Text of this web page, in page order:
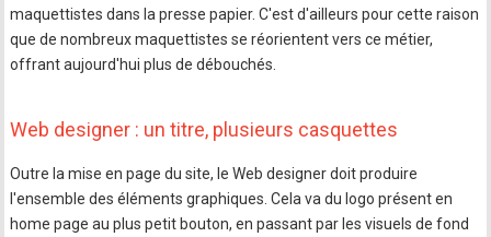
maquettistes dans la presse papier. C'est d'ailleurs pour cette raison
que de nombreux maquettistes se réorientent vers ce métier,
offrant aujourd'hui plus de débouchés.
Web designer : un titre, plusieurs casquettes
Outre la mise en page du site, le Web designer doit produire
l'ensemble des éléments graphiques. Cela va du logo présent en
home page au plus petit bouton, en passant par les visuels de fond